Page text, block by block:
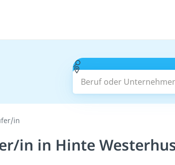
Beruf oder Unternehmen
in
in in Hinte